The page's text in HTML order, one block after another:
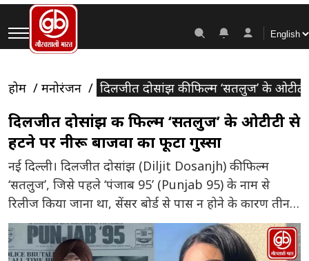
होम मनोरंजन दिलजीत दोसांझ की फिल्म ‘सतलुज’ के
दिलजीत दोसांझ की फिल्म ‘सतलुज’ के ओटीटी से
हटने पर नीरू बाजवा का फूटा गुस्सा
नई दिल्ली। दिलजीत दोसांझ (Diljit Dosanjh) की फिल्म
‘सतलुज’, जिसे पहले ‘पंजाब 95’ (Punjab 95) के नाम से
रिलीज किया जाना था, सेंसर बोर्ड से पास न होने के कारण तीन
साल तक अटकी रही। इस पर 127 कट लगाए जाने का आदेश भी
दिया गया था। मेकर्स ने इसे बिना किसी कट के 3 […]